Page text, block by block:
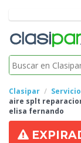
Clasipar
aire splt
elisa fernando